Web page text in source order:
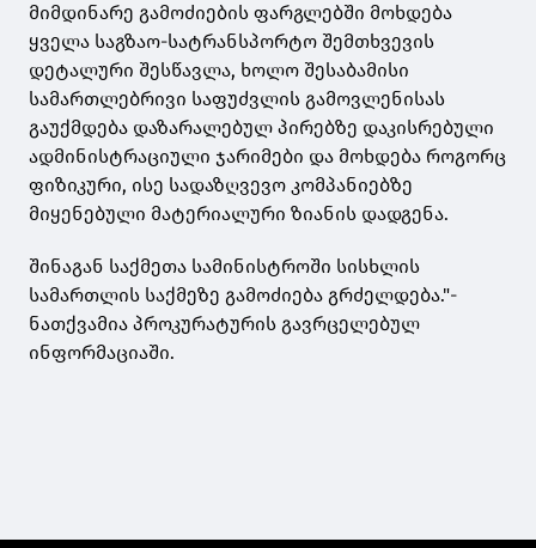
მიმდინარე გამოძიების ფარგლებში მოხდება
ყველა საგზაო-სატრანსპორტო შემთხვევის
დეტალური შესწავლა, ხოლო შესაბამისი
სამართლებრივი საფუძვლის გამოვლენისას
გაუქმდება დაზარალებულ პირებზე დაკისრებული
ადმინისტრაციული ჯარიმები და მოხდება როგორც
ფიზიკური, ისე სადაზღვევო კომპანიებზე
მიყენებული მატერიალური ზიანის დადგენა.
შინაგან საქმეთა სამინისტროში სისხლის
სამართლის საქმეზე გამოძიება გრძელდება."-
ნათქვამია პროკურატურის გავრცელებულ
ინფორმაციაში.